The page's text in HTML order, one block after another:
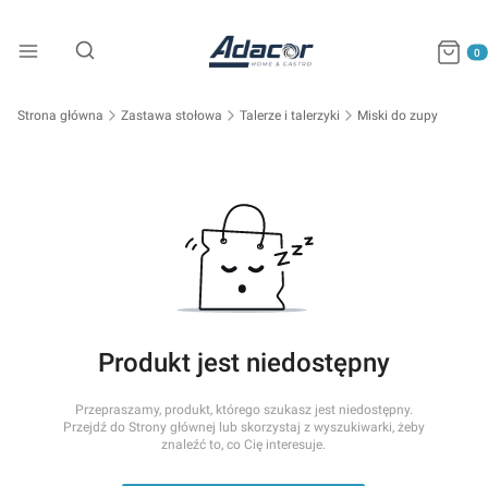
Otwórz wyszukiwarkę
Strona główna Zastawa stołowa Talerze i talerzyki Miski do zupy
Produkt jest niedostępny
Przepraszamy, produkt, którego szukasz jest niedostępny.
Przejdź do Strony głównej lub skorzystaj z wyszukiwarki, żeby
znaleźć to, co Cię interesuje.